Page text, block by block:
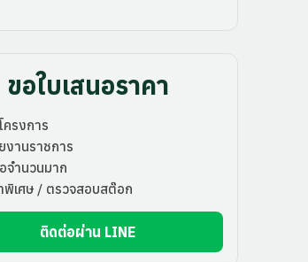
ขอใบเสนอราคา
รงการ
านราชการ
ำนวนมาก
เศษ / ตรวจสอบสต๊อก
ติดต่อผ่าน LINE